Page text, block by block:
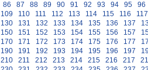
86 87 88 89 90 91 92 93 94 95
96
109 110 111 112 113 114 115 116
117
130 131 132 133 134 135 136 137
150 151 152 153 154 155 156 157
170 171 172 173 174 175 176 177
190 191 192 193 194 195 196 197
210 211 212 213 214 215 216 217